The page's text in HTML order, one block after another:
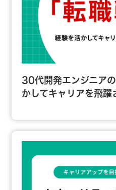
30代開発エンジニア
かしてキャリアを飛躍